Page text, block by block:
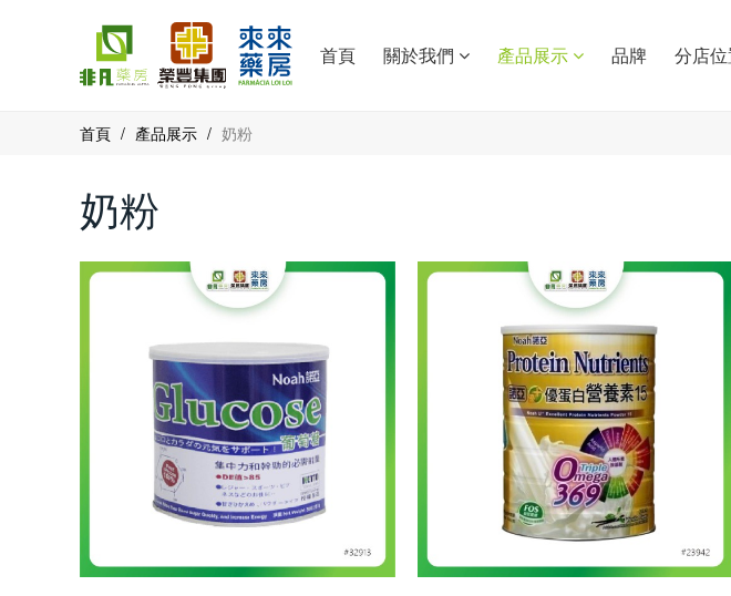
首頁 關於我們 產品展示 品牌 分店
首頁 / 產品展示 / 奶粉
奶粉